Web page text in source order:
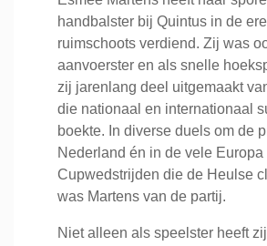
handbalster bij Quintus in de
ruimschoots verdiend. Zij was
aanvoerster en als snelle
zij jarenlang deel uitgemaakt
die nationaal en internationaal
boekte. In diverse duels om de
Nederland én in de vele Europa
Cupwedstrijden die de Heulse
was Martens van de partij.
Niet alleen als speelster heeft